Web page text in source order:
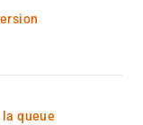
queue